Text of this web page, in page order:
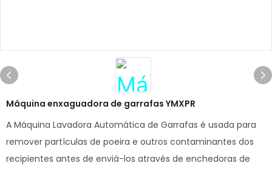
Máquina enxaguadora de garrafas YMXPR
A Máquina Lavadora Automática de Garrafas é usada para
remover partículas de poeira e outros contaminantes dos
recipientes antes de enviá-los através de enchedoras de